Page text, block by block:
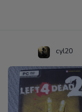
cyl20